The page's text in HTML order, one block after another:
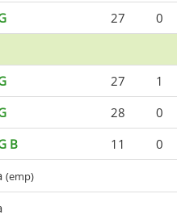
27
0
27
1
28
0
B 11
0
(emp)